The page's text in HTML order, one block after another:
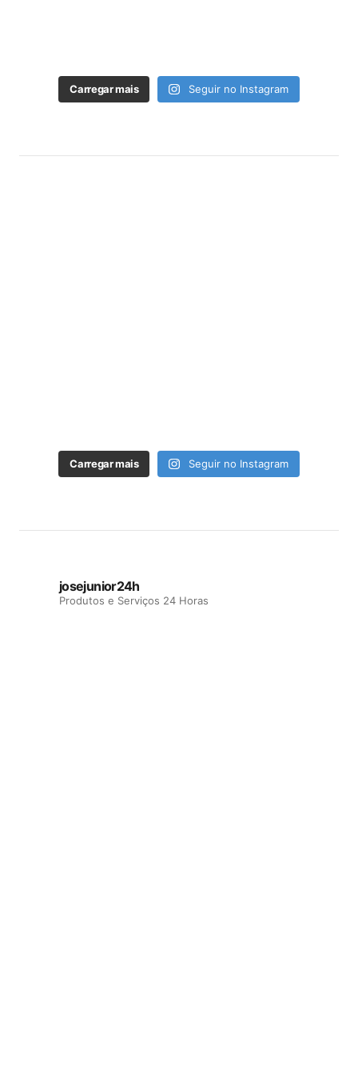
Carregar mais Seguir no Instagram
Carregar mais Seguir no Instagram
josejunior24h
Produtos e Serviços 24 Horas